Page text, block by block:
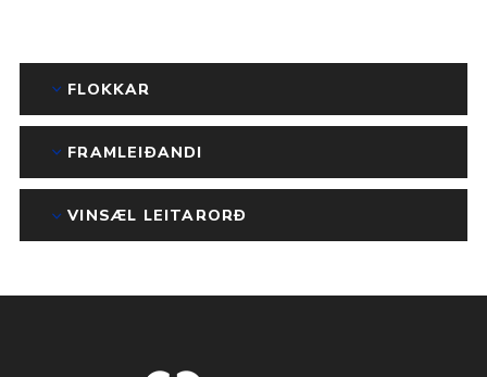
FLOKKAR
FRAMLEIÐANDI
VINSÆL LEITARORÐ